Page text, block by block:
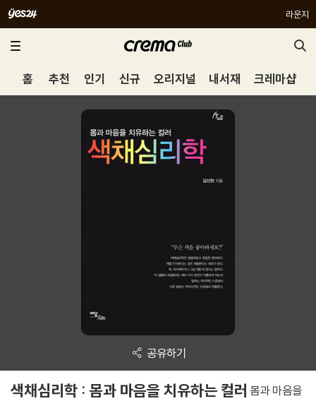
라운지
홈 추천 인기 신규 오리지널 내서재 크레마샵
공유하기
색채심리학 : 몸과 마음을 치유하는 컬러 몸과 마음을